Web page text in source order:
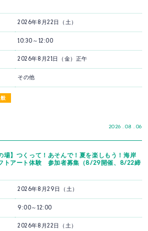
2026 . 08 . 06
2026年8月22日（土）
10:30～12:00
2026年8月21日（金）正午
その他
場】つくって！あそんで！夏を楽しもう！海岸
トアート体験 参加者募集（8/29開催、8/22締
2026年8月29日（土）
9:00～12:00
2026年8月22日（土）